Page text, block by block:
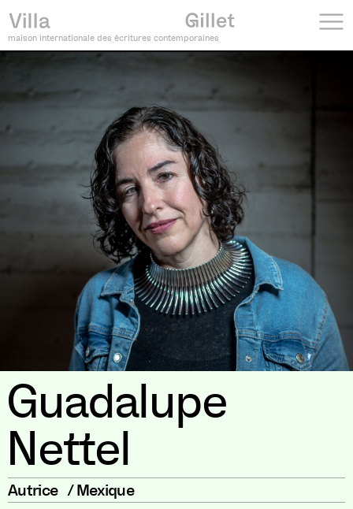
maison internationale des écritures contemporaines
Guadalupe
Nettel
Autrice /Mexique